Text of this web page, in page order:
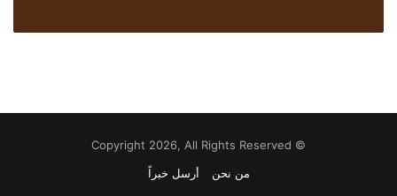
© Copyright 2026, All Rights Reserved
من نحن
أرسل خبراً